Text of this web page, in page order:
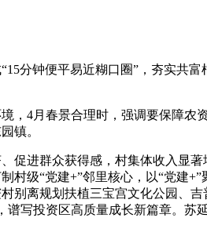
钟便平易近糊口圈”，夯实共
4月春景合理时，强调要保障农
镇。
进群众获得感，村集体收入显
级“党建+”邻里核心，以“党建
离规划扶植三宝宫文化公园、
写投资区高质量成长新篇章。苏